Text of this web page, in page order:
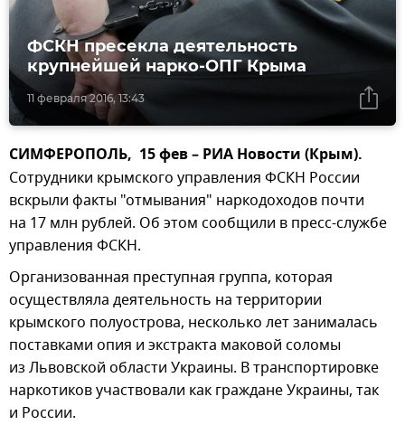
11 февраля 2016, 13:43
ФСКН пресекла деятельность
крупнейшей нарко-ОПГ Крыма
СИМФЕРОПОЛЬ, 15 фев – РИА Новости (Крым).
Сотрудники крымского управления ФСКН России
вскрыли факты "отмывания" наркодоходов почти
на 17 млн рублей. Об этом сообщили в пресс-службе
управления ФСКН.
Организованная преступная группа, которая
осуществляла деятельность на территории
крымского полуострова, несколько лет занималась
поставками опия и экстракта маковой соломы
из Львовской области Украины. В транспортировке
наркотиков участвовали как граждане Украины, так
и России.